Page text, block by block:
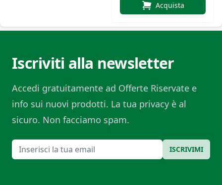
Acquista
Iscriviti alla newsletter
Accedi gratuitamente ad Offerte Riservate e
info sui nuovi prodotti. La tua privacy è al
sicuro. Non facciamo spam.
Email ISCRIVIMI